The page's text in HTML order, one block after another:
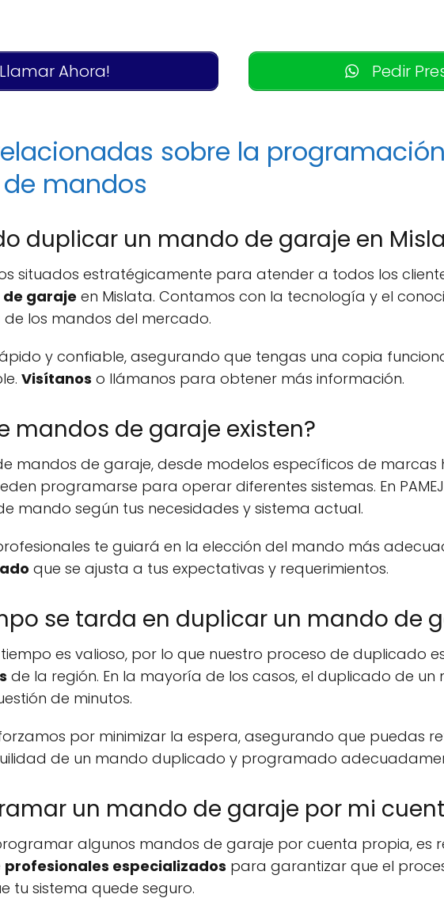
Ahora! Pedir
sobre la
mandos
duplicar un mando de garaje en
situados estratégicamente para atender a todos los
garaje en Mislata. Contamos con la tecnología y el
los mandos del mercado.
y confiable, asegurando que tengas una copia
Visítanos o llámanos para obtener más información.
mandos de garaje existen?
mandos de garaje, desde modelos específicos de marcas
programarse para operar diferentes sistemas. En
mando según tus necesidades y sistema actual.
te guiará en la elección del mando más
que se ajusta a tus expectativas y requerimientos.
se tarda en duplicar un mando de
es valioso, por lo que nuestro proceso de duplicado
de la región. En la mayoría de los casos, el duplicado de
de minutos.
por minimizar la espera, asegurando que puedas
de un mando duplicado y programado
un mando de garaje por mi
algunos mandos de garaje por cuenta propia, es
profesionales especializados para garantizar que el
tu sistema quede seguro.